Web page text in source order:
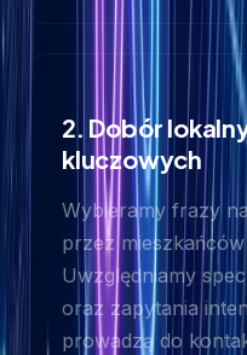
2. Dobór
kluczowych
Wybieramy frazy
przez
Uwzględniamy
oraz zapytania
prowadzą do